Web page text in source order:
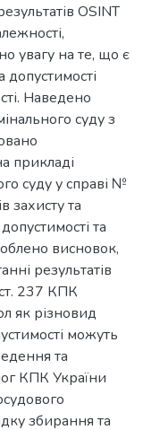
OSINT
увагу на те, що є
Наведено
суду з
прикладі
суду у справі №
захисту та
та
висновок,
результатів
237 КПК
як різновид
можуть
та
КПК України
збирання та